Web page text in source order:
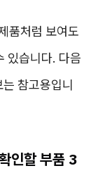
품처럼 보여도
있습니다. 다음
참고용입니
인할 부품 3